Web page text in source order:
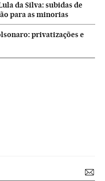
da Silva: subidas de
para as minorias
privatizações e